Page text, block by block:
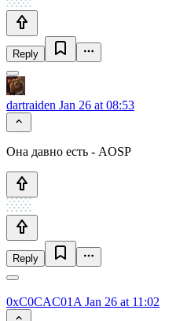
Reply
dartraiden Jan 26 at 08:53
Она давно есть - AOSP
Reply
0xC0CAC01A Jan 26 at 11:02